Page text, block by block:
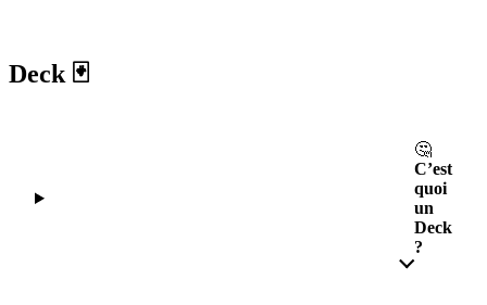
Deck 🃏
🤔
C’est
quoi
un
Deck
?